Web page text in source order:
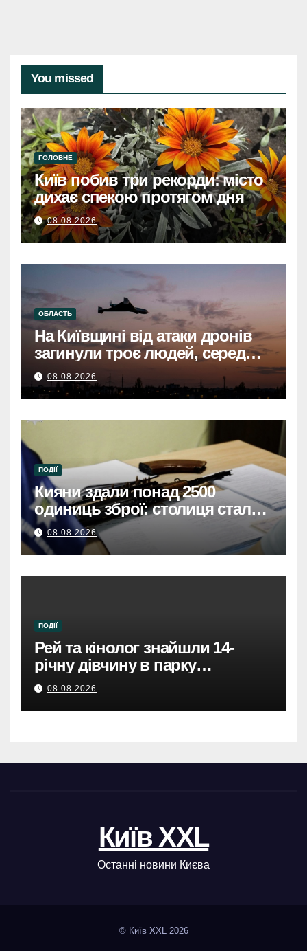
You missed
ГОЛОВНЕ
Київ побив три рекорди: місто
дихає спекою протягом дня
08.08.2026
ОБЛАСТЬ
На Київщині від атаки дронів
загинули троє людей, серед
них дитинаНа Київщині
загинули троє, серед них
дитина, через атаку дронів
08.08.2026
ПОДІЇ
Кияни здали понад 2500
одиниць зброї: столиця стала
безпечнішою
08.08.2026
ПОДІЇ
Рей та кінолог знайшли 14-
річну дівчину в парку
Святошинського району.
08.08.2026
Київ XXL
Останні новини Києва
© Київ XXL 2026